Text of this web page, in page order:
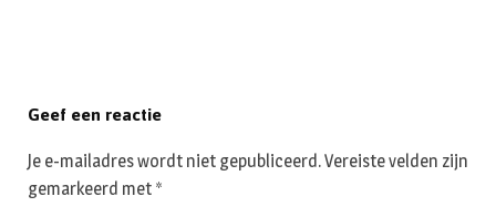
Geef een reactie
Je e-mailadres wordt niet gepubliceerd.Vereiste velden zijn
gemarkeerd met *